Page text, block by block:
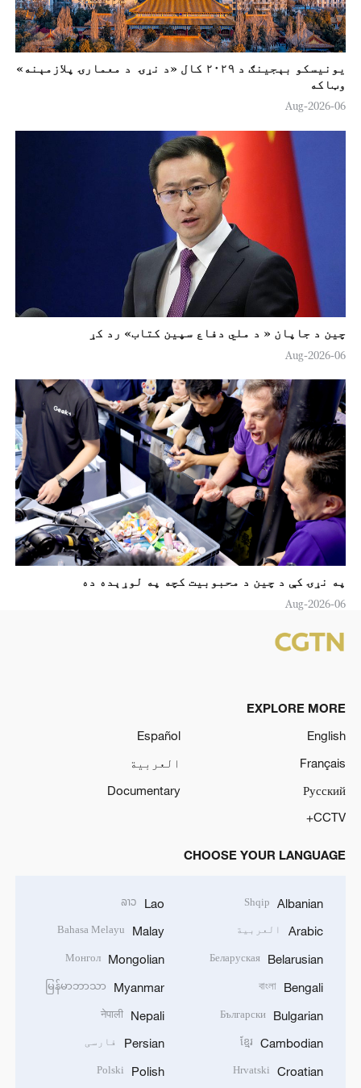
یونیسکو بېجینګ د ۲۰۲۹ کال «د نړۍ د معمارۍ پلازمېنه»
وټاکه
06-Aug-2026
چين د جاپان « د ملي دفاع سپين کتاب» رد کړ
06-Aug-2026
په نړۍ کې د چين د محبوبیت کچه په لوړېده ده
06-Aug-2026
EXPLORE MORE
English
Español
Français
العربية
Русский
Documentary
CCTV+
CHOOSE YOUR LANGUAGE
Albanian
Shqip
Arabic العربية
Belarusian
Беларуская
Bengali
বাংলা
Bulgarian
Български
Cambodian
ខ្មែរ
Croatian
Hrvatski
Lao
ລາວ
Malay
Bahasa Melayu
Mongolian
Монгол
Myanmar
မြန်မာဘာသာ
Nepali
नेपाली
Persian فارسی
Polish
Polski